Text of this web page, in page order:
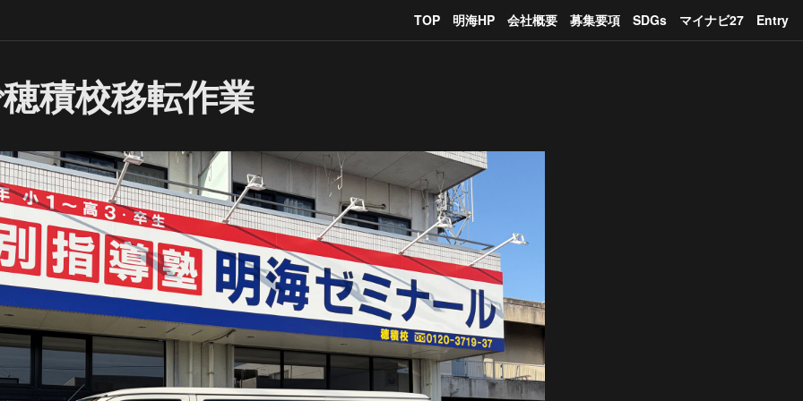
TOP 明海HP 会社概要 募集要項 SDGs マイナビ27 Entry
積校移転作業